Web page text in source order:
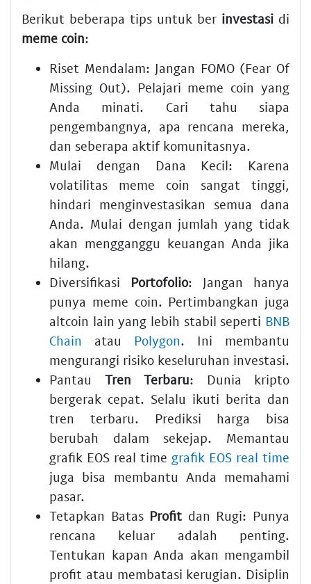
Berikut beberapa tips untuk ber investasi di
meme coin:
Riset Mendalam: Jangan FOMO (Fear Of
Missing Out). Pelajari meme coin yang
Anda minati. Cari tahu siapa
pengembangnya, apa rencana mereka,
dan seberapa aktif komunitasnya.
Mulai dengan Dana Kecil: Karena
volatilitas
meme coin sangat tinggi,
hindari menginvestasikan semua dana
Anda. Mulai dengan jumlah yang tidak
akan mengganggu keuangan Anda jika
hilang.
Diversifikasi Portofolio: Jangan hanya
punya meme coin. Pertimbangkan juga
altcoin lain yang lebih stabil seperti BNB
Chain atau Polygon. Ini membantu
mengurangi risiko keseluruhan investasi.
Pantau Tren Terbaru: Dunia kripto
bergerak cepat. Selalu ikuti berita dan
tren terbaru. Prediksi harga bisa
berubah dalam sekejap. Memantau
grafik EOS real time grafik EOS real time
juga bisa membantu Anda memahami
pasar.
Tetapkan Batas Profit dan Rugi: Punya
rencana keluar adalah penting.
Tentukan kapan Anda akan mengambil
profit atau membatasi kerugian. Disiplin